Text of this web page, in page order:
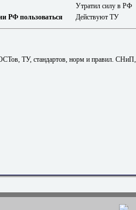
Утратил силу в РФ
РФ пользоваться
Действуют ТУ
ТУ, стандартов, норм и правил.